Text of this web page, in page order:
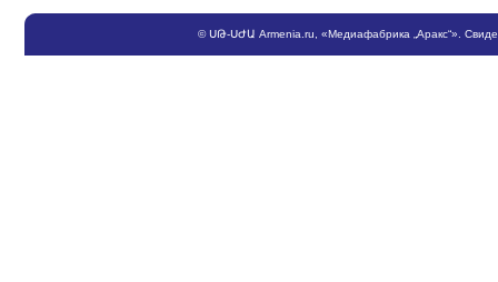
©ՍԹ-ՍԺԱ Armenia.ru , «Медиафабрика „Аракс“».